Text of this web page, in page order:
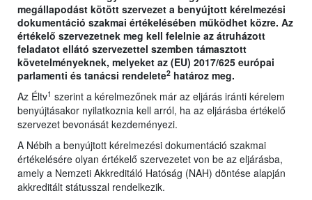
megállapodást kötött szervezet a benyújtott kérelmezési
dokumentáció szakmai értékelésében működhet közre. Az
értékelő szervezetnek meg kell felelnie az átruházott
feladatot ellátó szervezettel szemben támasztott
követelményeknek, melyeket az (EU) 2017/625 európai
parlamenti és tanácsi rendelete2 határoz meg.
Az Éltv1 szerint a kérelmezőnek már az eljárás iránti kérelem
benyújtásakor nyilatkoznia kell arról, ha az eljárásba értékelő
szervezet bevonását kezdeményezi.
A Nébih a benyújtott kérelmezési dokumentáció szakmai
értékelésére olyan értékelő szervezetet von be az eljárásba,
amely a Nemzeti Akkreditáló Hatóság (NAH) döntése alapján
akkreditált státusszal rendelkezik.